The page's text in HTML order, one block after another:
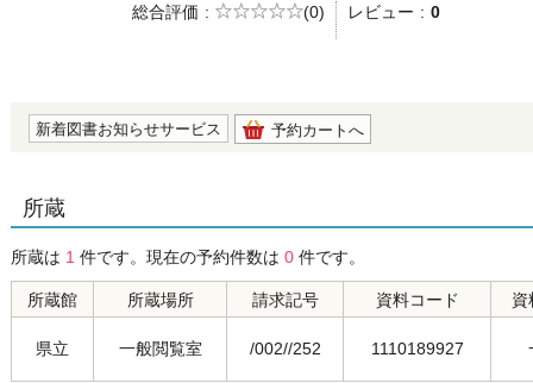
総合評価
5段階評価
(0) レビュー 0
新着図書お知らせサービス 予約カートへ
所蔵
所蔵は 1 件です。現在の予約件数は 0 件です。
所蔵館 所蔵場所 請求記号 資料コード 資
県立 一般閲覧室 /002//252 1110189927